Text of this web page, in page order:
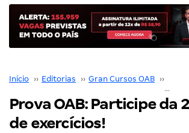
Início ›› Editorias ›› Gran Cursos OAB ››
Prova OAB: Participe da
de exercícios!